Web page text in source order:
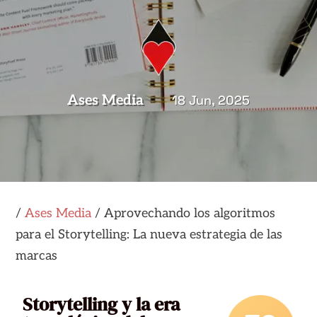
Ases Media 18 Jun, 2025
/ Ases Media /Aprovechando los algoritmos
para el Storytelling: La nueva estrategia de las
marcas
Storytelling y la era